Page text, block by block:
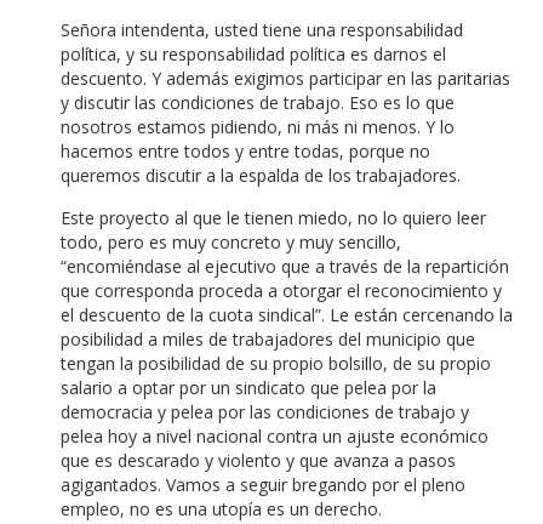
Señora intendenta, usted tiene una responsabilidad
política, y su responsabilidad política es darnos el
descuento. Y además exigimos participar en las paritarias
y discutir las condiciones de trabajo. Eso es lo que
nosotros estamos pidiendo, ni más ni menos. Y lo
hacemos entre todos y entre todas, porque no
queremos discutir a la espalda de los trabajadores.
Este proyecto al que le tienen miedo, no lo quiero leer
todo, pero es muy concreto y muy sencillo,
“encomiéndase al ejecutivo que a través de la repartición
que corresponda proceda a otorgar el reconocimiento y
el descuento de la cuota sindical”. Le están cercenando la
posibilidad a miles de trabajadores del municipio que
tengan la posibilidad de su propio bolsillo, de su propio
salario a optar por un sindicato que pelea por la
democracia y pelea por las condiciones de trabajo y
pelea hoy a nivel nacional contra un ajuste económico
que es descarado y violento y que avanza a pasos
agigantados. Vamos a seguir bregando por el pleno
empleo, no es una utopía es un derecho.